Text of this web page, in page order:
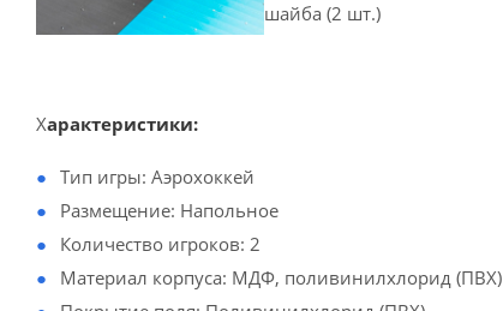
шайба (2 шт.)
Характеристики:
Тип игры: Аэрохоккей
Размещение: Напольное
Количество игроков: 2
Материал корпуса: МДФ, поливинилхлорид (ПВХ)